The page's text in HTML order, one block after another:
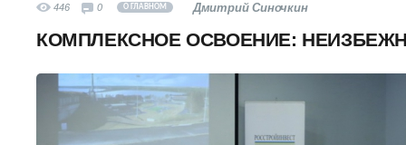
446 0 О ГЛАВНОМ Дмитрий Синочкин
КОМПЛЕКСНОЕ ОСВОЕНИЕ: